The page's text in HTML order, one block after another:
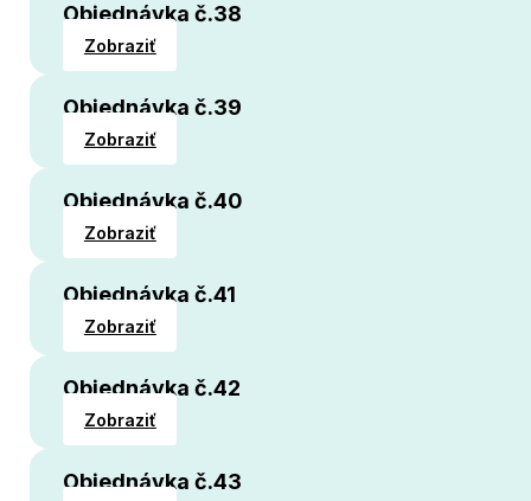
Objednávka č.38
Zobraziť
Objednávka č.39
Zobraziť
Objednávka č.40
Zobraziť
Objednávka č.41
Zobraziť
Objednávka č.42
Zobraziť
Objednávka č.43